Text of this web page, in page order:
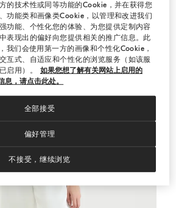
白色
的技术性或同等功能的Cookie，并在获得您
功能类和画像类Cookie，以管理和改进我们
功能、个性化您的体验、为您提供定制内容
表现出的偏好向您提供相关的推广信息。此
我们会使用第一方的画像和个性化Cookie，
互式、自适应和个性化的浏览服务（如该服
启用）。
如果您想了解有关网站上启用的
，请点击此处。
偏好管理
不接受，继续浏览
全部接受